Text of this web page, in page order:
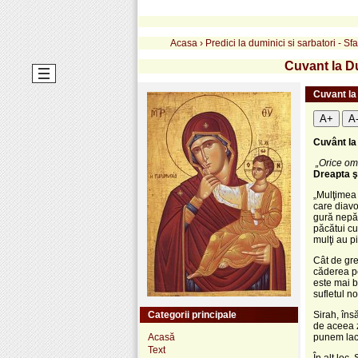
Acasa › Predici la duminici si sarbatori -
Cuvant la
Cuvant
A+ A-
Cuvânt
„Orice
Dreapta
care
gură
păcătui
mulţi au
Cât de
căderea
este mai
sufletul
Sirah,
de aceea
punem
Categorii principale
Acasă
Text